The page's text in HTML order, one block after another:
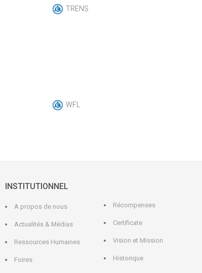
TRENS
WFL
INSTITUTIONNEL
A propos de nous
Actualités & Médias
Ressources Humaines
Foires
Récompenses
Certificate
Vision et Mission
Historique